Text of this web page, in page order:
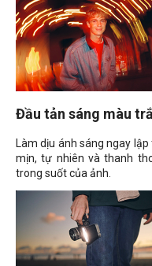
Đầu tản sáng màu
Làm dịu ánh sáng ngay
mịn, tự nhiên và thanh
trong suốt của ảnh.